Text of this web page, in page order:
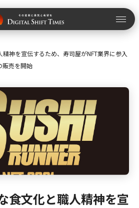
精神を宣伝するため、寿司屋がNFT業界に参入
販売を開始
食文化と職人精神を宣